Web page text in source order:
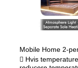
Mobile Home 2-
 Hvis